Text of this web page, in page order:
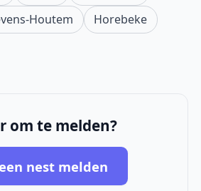
Houtem
Horebeke
om te melden?
nest melden